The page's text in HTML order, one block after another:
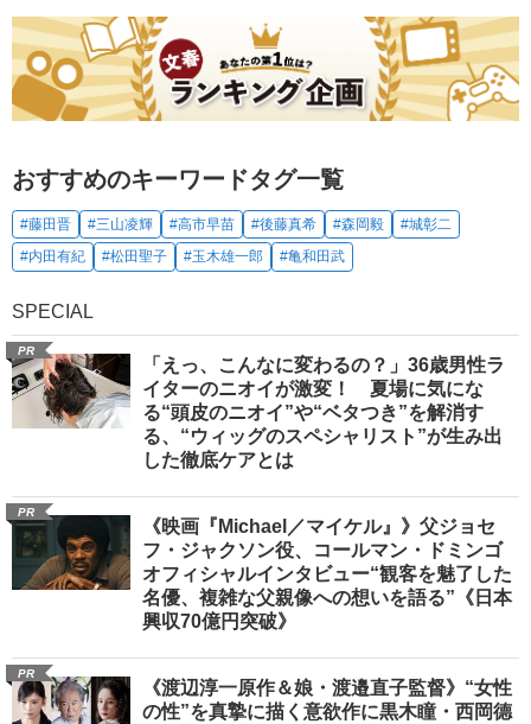
おすすめのキーワードタグ一覧
#藤田晋 #三山凌輝 #高市早苗 #後藤真希 #森岡毅
#城彰二
#内田有紀
#松田聖子 #玉木雄一郎 #亀和田武
SPECIAL
PR
「えっ、こんなに変わるの？」36歳男性ラ
イターのニオイが激変！ 夏場に気にな
る“頭皮のニオイ”や“ベタつき”を解消す
る、“ウィッグのスペシャリスト”が生み出
した徹底ケアとは
PR
《映画『Michael／マイケル』》父ジョセ
フ・ジャクソン役、コールマン・ドミンゴ
オフィシャルインタビュー“観客を魅了した
名優、複雑な父親像への想いを語る”《日本
興収70億円突破》
PR
《渡辺淳一原作＆娘・渡邉直子監督》“女性
の性”を真摯に描く意欲作に黒木瞳・西岡德